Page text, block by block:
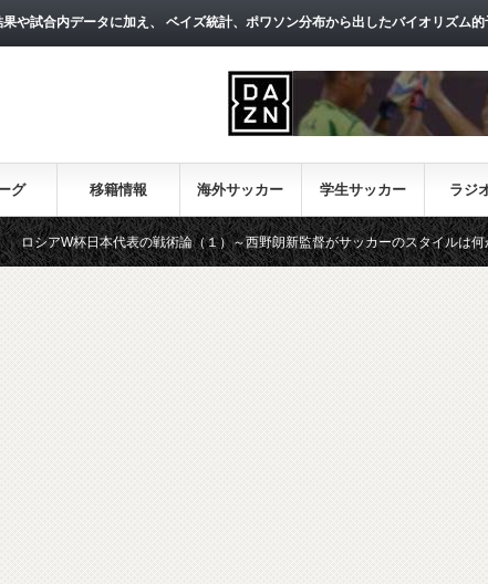
や試合内データに加え、 ベイズ統計、ポワソン分布から出したバイオリズム
グ 移籍情報 海外サッカー 学生サッカー ラジ
本代表の戦術論（１）～西野朗新監督がサッカーのスタイルは何か～